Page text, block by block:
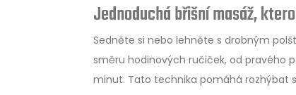
Jednoduchá břišní masáž,
Sedněte si nebo lehněte s drobným
směru hodinových ručiček, od pravého
minut. Tato technika pomáhá rozhýbat